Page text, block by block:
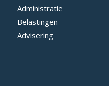
Administratie
Belastingen
Advisering